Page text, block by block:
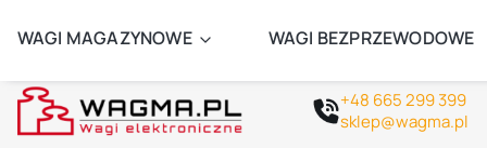
+48 665 299 399
sklep@wagma.pl
WAGI MAGAZYNOWE WAGI BEZPRZEWODOWE